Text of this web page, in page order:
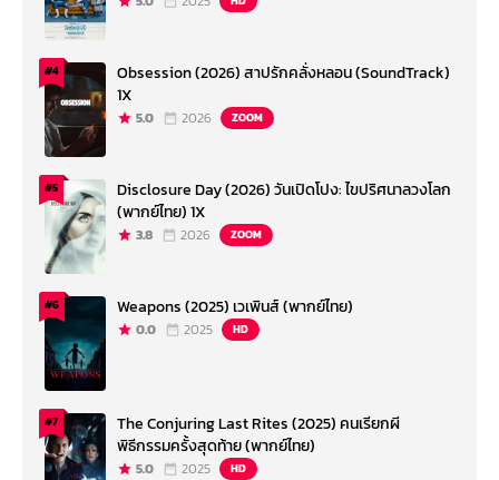
#4
Obsession (2026) สาปรักคลั่งหลอน (SoundTrack)
1X
5.0 2026 ZOOM
#5
Disclosure Day (2026) วันเปิดโปง: ไขปริศนาลวงโลก
(พากย์ไทย) 1X
3.8 2026 ZOOM
#6 Weapons (2025) เวเพินส์ (พากย์ไทย)
0.0 2025 HD
#7
The Conjuring Last Rites (2025) คนเรียกผี
พิธีกรรมครั้งสุดท้าย (พากย์ไทย)
5.0 2025 HD